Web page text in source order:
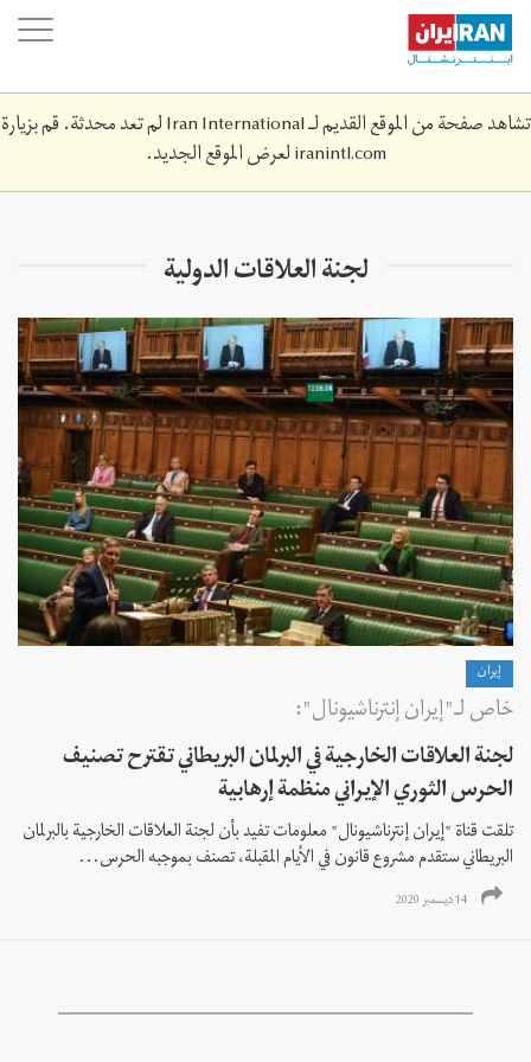
Skip
main
content
تشاهد صفحة من الموقع القديم لـ Iran International لم تعد محدثة. قم بزيارة
iranintl.comلعرض الموقع الجديد.
لجنة العلاقات الدولية
إيران
خاص لـ"إيران إنترناشيونال":
لجنة العلاقات الخارجية في البرلمان البريطاني تقترح تصنيف
الحرس الثوري الإيراني منظمة إرهابية
تلقت قناة "إيران إنترناشيونال" معلومات تفيد بأن لجنة العلاقات الخارجية بالبرلمان
البريطاني ستقدم مشروع قانون في الأيام المقبلة، تصنف بموجبه الحرس...
14 ديسمبر 2020